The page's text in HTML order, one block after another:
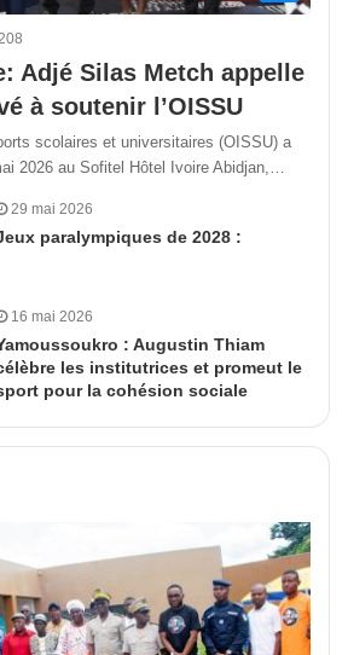
Adjé Silas Metch appelle
à soutenir l’OISSU
scolaires et universitaires (OISSU) a
2026 au Sofitel Hôtel Ivoire Abidjan,…
29 mai 2026
paralympiques de 2028 :
16 mai 2026
: Augustin Thiam
les institutrices et promeut le
pour la cohésion sociale